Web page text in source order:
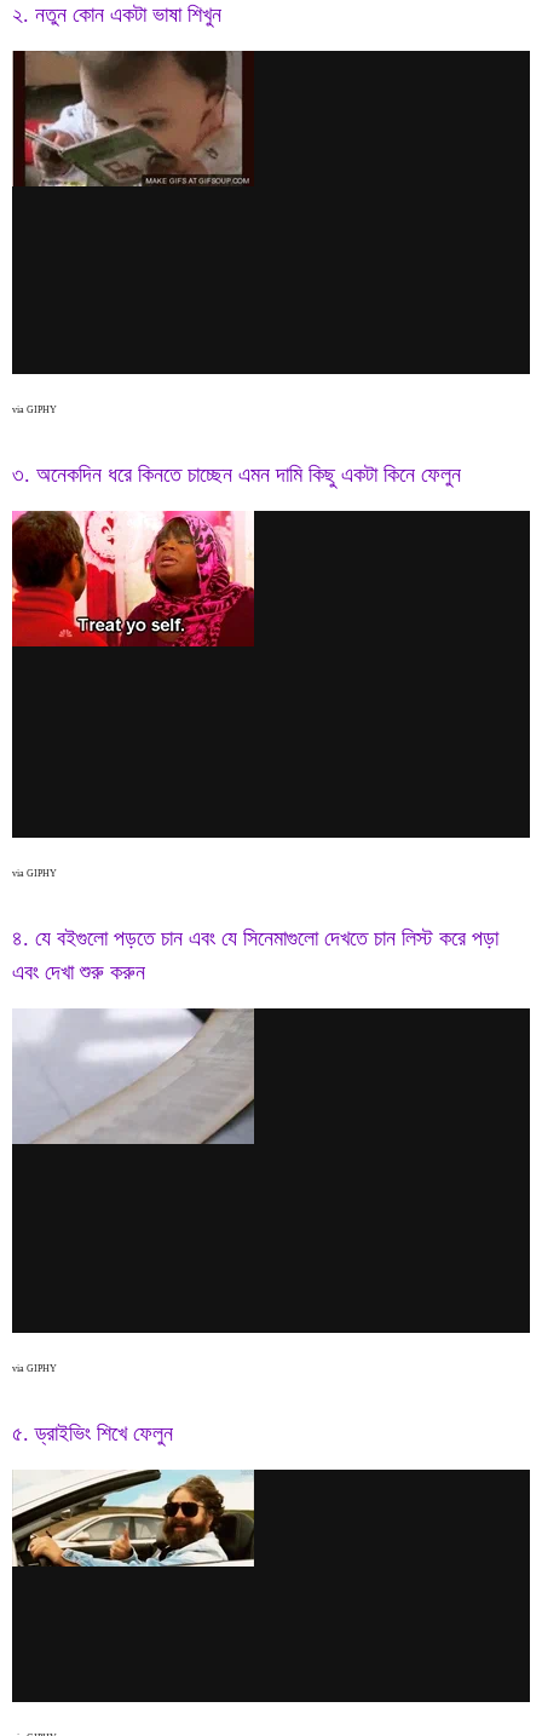
২. নতুন কোন একটা ভাষা শিখুন
via GIPHY
৩. অনেকদিন ধরে কিনতে চাচ্ছেন এমন দামি কিছু একটা কিনে ফেলুন
via GIPHY
৪. যে বইগুলো পড়তে চান এবং যে সিনেমাগুলো দেখতে চান লিস্ট করে পড়া
এবং দেখা শুরু করুন
via GIPHY
৫. ড্রাইভিং শিখে ফেলুন